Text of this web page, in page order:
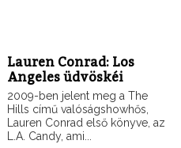
Lauren Conrad: Los
Angeles üdvöskéi
2009-ben jelent meg a The
Hills című valóságshowhős,
Lauren Conrad első könyve, az
L.A. Candy, ami...